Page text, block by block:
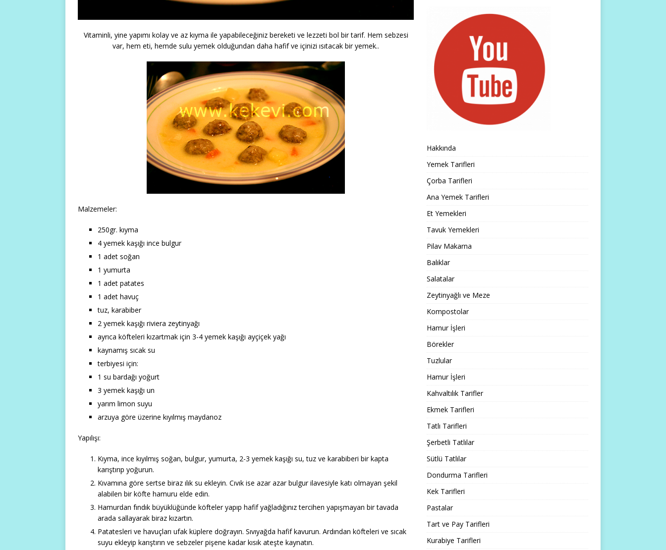
Vitaminli, yine yapımı kolay ve az kıyma ile yapabileceğiniz bereketi ve lezzeti bol bir tarif. Hem sebzesi
var, hem eti, hemde sulu yemek olduğundan daha hafif ve içinizi ısıtacak bir yemek..
Malzemeler:
250gr. kıyma
4 yemek kaşığı ince bulgur
1 adet soğan
1 yumurta
1 adet patates
1 adet havuç
tuz, karabiber
2 yemek kaşığı riviera zeytinyağı
ayrıca köfteleri kızartmak için 3-4 yemek kaşığı ayçiçek yağı
kaynamış sıcak su
terbiyesi için:
1 su bardağı yoğurt
3 yemek kaşığı un
yarım limon suyu
arzuya göre üzerine kıyılmış maydanoz
Yapılışı:
Kıyma, ince kıyılmış soğan, bulgur, yumurta, 2-3 yemek kaşığı su, tuz ve karabiberi bir kapta
karıştırıp yoğurun.
Kıvamına göre sertse biraz ılık su ekleyin. Cıvık ise azar azar bulgur ilavesiyle katı olmayan şekil
alabilen bir köfte hamuru elde edin.
Hamurdan fındık büyüklüğünde köfteler yapıp hafif yağladığınız tercihen yapışmayan bir tavada
arada sallayarak biraz kızartın.
Patatesleri ve havuçları ufak küplere doğrayın. Sıvıyağda hafif kavurun. Ardından köfteleri ve sıcak
suyu ekleyip karıştırın ve sebzeler pişene kadar kısık ateşte kaynatın.
Hakkında
Yemek Tarifleri
Çorba Tarifleri
Ana Yemek Tarifleri
Et Yemekleri
Tavuk Yemekleri
Pilav Makarna
Balıklar
Salatalar
Zeytinyağlı ve Meze
Kompostolar
Hamur İşleri
Börekler
Tuzlular
Hamur İşleri
Kahvaltılık Tarifler
Ekmek Tarifleri
Tatlı Tarifleri
Şerbetli Tatlılar
Sütlü Tatlılar
Dondurma Tarifleri
Kek Tarifleri
Pastalar
Tart ve Pay Tarifleri
Kurabiye Tarifleri